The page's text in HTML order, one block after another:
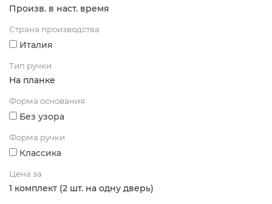
Произв. в наст. время
Страна производства
Италия
Тип ручки
На планке
Форма основания
Без узора
Форма ручки
Классика
Цена за
1 комплект (2 шт. на одну дверь)